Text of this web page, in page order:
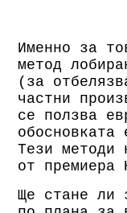
Именно за
метод
(за
частни
се ползва
Тези методи
от премиера
Ще стане ли